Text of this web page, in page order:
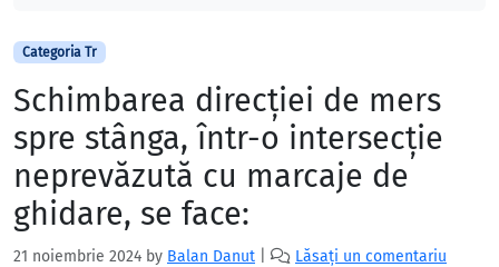
Categoria Tr
Schimbarea direcției de mers
spre stânga, într-o intersecție
neprevăzută cu marcaje de
ghidare, se face:
21 noiembrie 2024 by Balan Danut Lăsați un comentariu